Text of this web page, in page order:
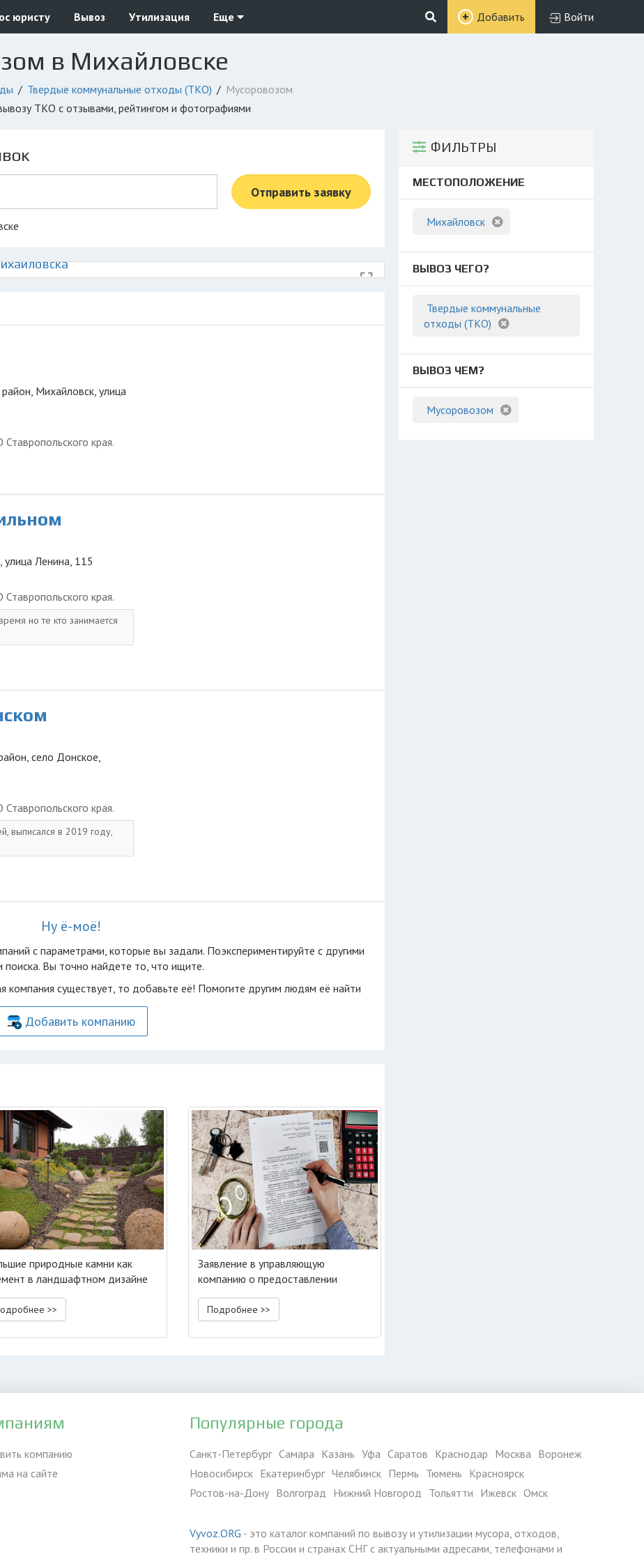
юристу Вывоз Утилизация Еще Добавить Войти
в Михайловске
Твердые коммунальные отходы (ТКО)
Мусоровозом
ТКО с отзывами, рейтингом и фотографиями
ФИЛЬТРЫ
МЕСТОПОЛОЖЕНИЕ
Михайловск
ВЫВОЗ ЧЕГО?
Твердые коммунальные
отходы (ТКО)
ВЫВОЗ ЧЕМ?
Мусоровозом
Отправить заявку
Михайловск, улица
края.
улица Ленина, 115
края.
но те кто занимается
село Донское,
края.
выписался в 2019 году,
Ну ё-моё!
с параметрами, которые вы задали. Поэкспериментируйте с другими
поиска. Вы точно найдете то, что ищите.
компания существует, то добавьте её! Помогите другим людям её найти
Добавить компанию
природные камни как
в ландшафтном дизайне
>>
Заявление в управляющую
компанию о предоставлении
информации
Подробнее >>
компанию
на сайте
Популярные города
Санкт-Петербург Самара Казань Уфа Саратов Краснодар Москва Воронеж
Новосибирск Екатеринбург Челябинск Пермь Тюмень Красноярск
Ростов-на-Дону Волгоград Нижний Новгород Тольятти Ижевск Омск
Vyvoz.ORG - это каталог компаний по вывозу и утилизации мусора, отходов,
техники и пр. в России и странах СНГ с актуальными адресами, телефонами и